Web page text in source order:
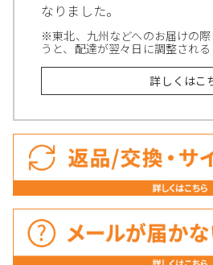
なりました。
※東北、九州などへのお届けの
うと、配達が翌々日に調整される
詳しくはこ